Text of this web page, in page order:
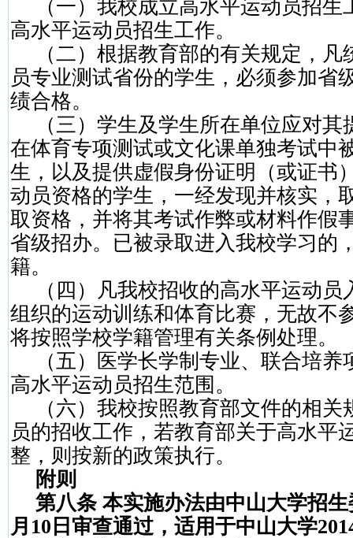
（一）我校成立高水平运动员招
高水平运动员招生工作。
（二）根据教育部的有关规定，
员专业测试省份的学生，必须参加省
绩合格。
（三）学生及学生所在单位应对
在体育专项测试或文化课单独考试中
生，以及提供虚假身份证明（或证书
动员资格的学生，一经发现并核实，
取资格，并将其考试作弊或材料作假
省级招办。已被录取进入我校学习的
籍。
（四）凡我校招收的高水平运动
组织的运动训练和体育比赛，无故不
将按照学校学籍管理有关条例处理。
（五）医学长学制专业、联合培
高水平运动员招生范围。
（六）我校按照教育部文件的相
员的招收工作，若教育部关于高水平
整，则按新的政策执行。
附则
第八条 本实施办法由中山大学招
月 10 日审查通过，适用于中山大学